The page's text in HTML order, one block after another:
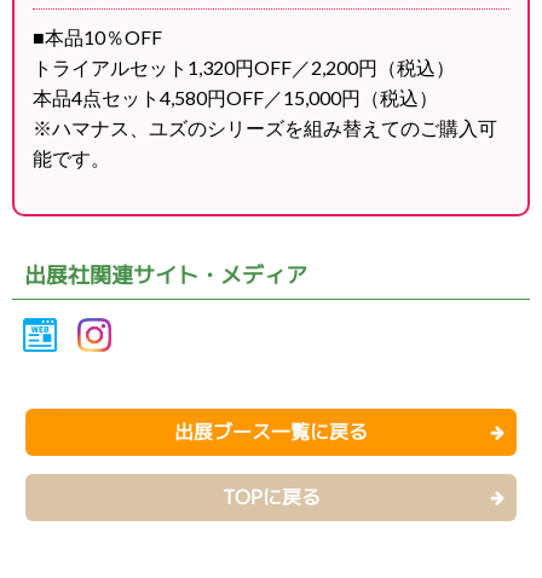
■本品10％OFF
トライアルセット1,320円OFF／2,200円（税込）
本品4点セット4,580円OFF／15,000円（税込）
※ハマナス、ユズのシリーズを組み替えてのご購入可
能です。
出展社関連サイト・メディア
出展ブース一覧に戻る
TOPに戻る